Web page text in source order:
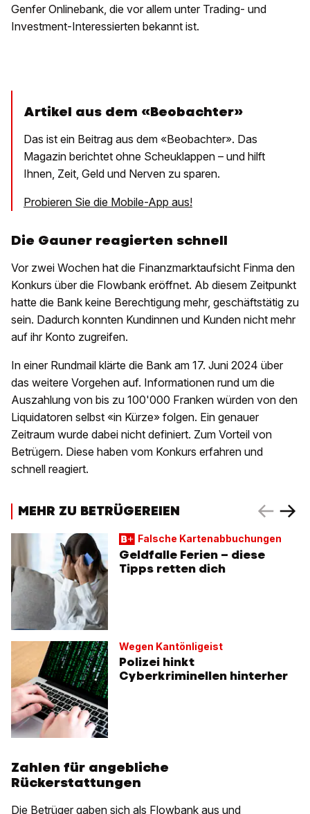
Genfer Onlinebank, die vor allem unter Trading- und
Investment-Interessierten bekannt ist.
Artikel aus dem «Beobachter»
Das ist ein Beitrag aus dem «Beobachter». Das
Magazin berichtet ohne Scheuklappen – und hilft
Ihnen, Zeit, Geld und Nerven zu sparen.
Probieren Sie die Mobile-App aus!
Die Gauner reagierten schnell
Vor zwei Wochen hat die Finanzmarktaufsicht Finma den
Konkurs über die Flowbank eröffnet. Ab diesem Zeitpunkt
hatte die Bank keine Berechtigung mehr, geschäftstätig zu
sein. Dadurch konnten Kundinnen und Kunden nicht mehr
auf ihr Konto zugreifen.
In einer Rundmail klärte die Bank am 17. Juni 2024 über
das weitere Vorgehen auf. Informationen rund um die
Auszahlung von bis zu 100'000 Franken würden von den
Liquidatoren selbst «in Kürze» folgen. Ein genauer
Zeitraum wurde dabei nicht definiert. Zum Vorteil von
Betrügern. Diese haben vom Konkurs erfahren und
schnell reagiert.
MEHR ZU BETRÜGEREIEN
Falsche Kartenabbuchungen
Geldfalle Ferien – diese
Tipps retten dich
Wegen Kantönligeist
Polizei hinkt
Cyberkriminellen hinterher
Zahlen für angebliche
Rückerstattungen
Die Betrüger gaben sich als Flowbank aus und